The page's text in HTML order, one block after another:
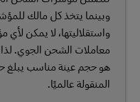
وبينما يتخذ كل مالك
معاملات الشحن الجوي.
المنقولة عالميًا.